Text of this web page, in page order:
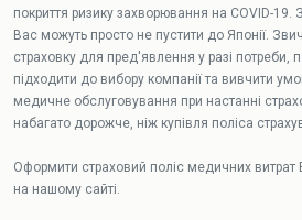
покриття ризику захворювання на COVID-19.
Вас можуть просто не пустити до Японії.
страховку для пред'явлення у разі потреби,
підходити до вибору компанії та вивчити
медичне обслуговування при настанні
набагато дорожче, ніж купівля поліса
Оформити страховий поліс медичних
на нашому сайті.